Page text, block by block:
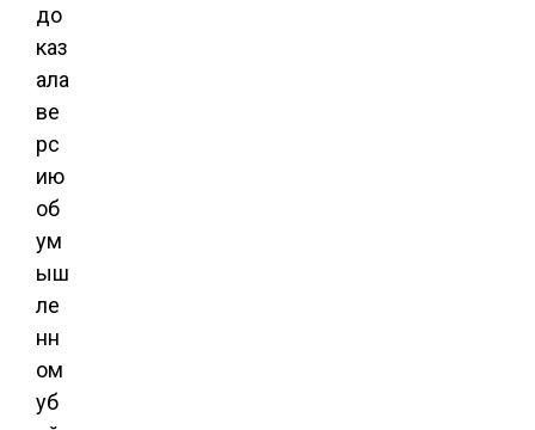
до
каз
ала
ве
рс
ию
об
ум
ыш
ле
нн
ом
уб